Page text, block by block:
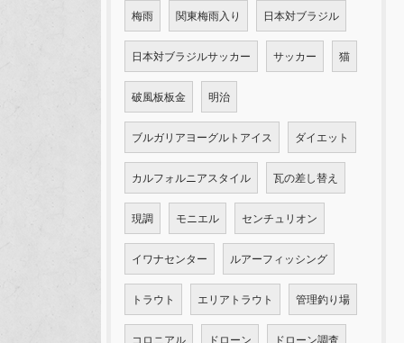
梅雨 関東梅雨入り 日本対ブラジル
日本対ブラジルサッカー サッカー 猫
破風板板金 明治
ブルガリアヨーグルトアイス ダイエット
カルフォルニアスタイル 瓦の差し替え
現調 モニエル センチュリオン
イワナセンター ルアーフィッシング
トラウト エリアトラウト 管理釣り場
コロニアル ドローン ドローン調査